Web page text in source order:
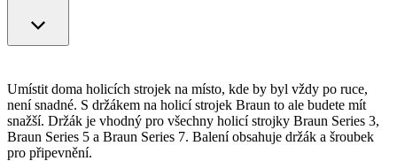
Umístit doma holicích strojek na místo, kde by byl vždy po ruce,
není snadné. S držákem na holicí strojek Braun to ale budete mít
snažší. Držák je vhodný pro všechny holicí strojky Braun Series 3,
Braun Series 5 a Braun Series 7. Balení obsahuje držák a šroubek
pro připevnění.